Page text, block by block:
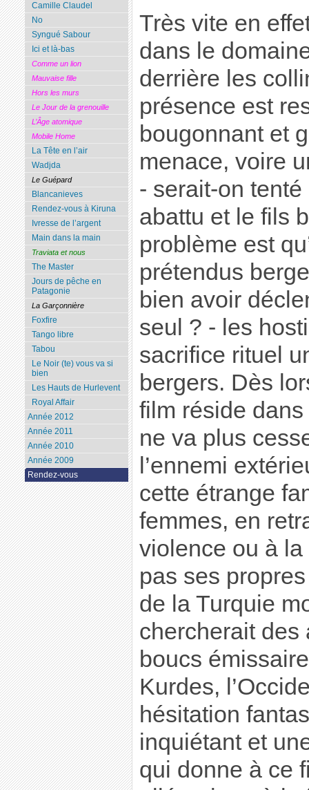
Très vite en
dans le
derrière les
présence est
bougonnant et
menace, voire
- serait-on
abattu et le fils
problème est
prétendus
bien avoir
seul ? - les
sacrifice rituel
bergers. Dès
film réside
ne va plus
l’ennemi
cette étrange
femmes, en
violence ou à
pas ses
de la Turquie
chercherait des
boucs
Kurdes,
hésitation
inquiétant et
qui donne à ce
Camille Claudel
No
Syngué Sabour
Ici et là-bas
Comme un lion
Mauvaise fille
Hors les murs
Le Jour de la grenouille
L’Âge atomique
Mobile Home
La Tête en l’air
Wadjda
Le Guépard
Blancanieves
Rendez-vous à Kiruna
Ivresse de l’argent
Main dans la main
Traviata et nous
The Master
Jours de pêche en
Patagonie
La Garçonnière
Foxfire
Tango libre
Tabou
Le Noir (te) vous va si
bien
Les Hauts de Hurlevent
Royal Affair
Année 2012
Année 2011
Année 2010
Année 2009
Rendez-vous